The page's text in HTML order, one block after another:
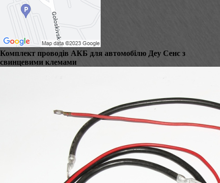
Комплект проводів АКБ для автомобілю Деу Сенс з
свинцевими клемами